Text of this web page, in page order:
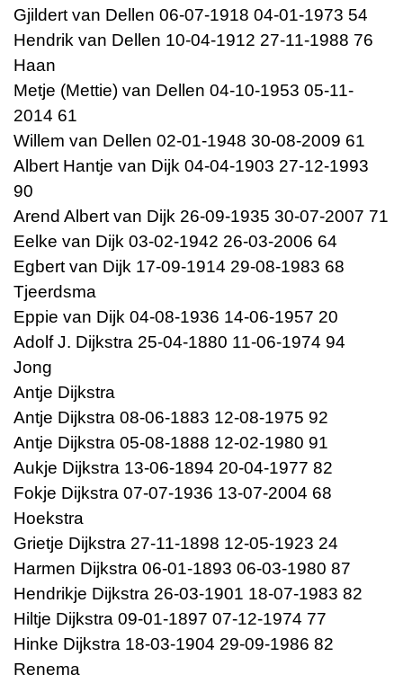
Gjildert van Dellen 06-07-1918 04-01-1973 54
Hendrik van Dellen 10-04-1912 27-11-1988 76
Haan
Metje (Mettie) van Dellen 04-10-1953 05-11-
2014 61
Willem van Dellen 02-01-1948 30-08-2009 61
Albert Hantje van Dijk 04-04-1903 27-12-1993
90
Arend Albert van Dijk 26-09-1935 30-07-2007 71
Eelke van Dijk 03-02-1942 26-03-2006 64
Egbert van Dijk 17-09-1914 29-08-1983 68
Tjeerdsma
Eppie van Dijk 04-08-1936 14-06-1957 20
Adolf J. Dijkstra 25-04-1880 11-06-1974 94
Jong
Antje Dijkstra
Antje Dijkstra 08-06-1883 12-08-1975 92
Antje Dijkstra 05-08-1888 12-02-1980 91
Aukje Dijkstra 13-06-1894 20-04-1977 82
Fokje Dijkstra 07-07-1936 13-07-2004 68
Hoekstra
Grietje Dijkstra 27-11-1898 12-05-1923 24
Harmen Dijkstra 06-01-1893 06-03-1980 87
Hendrikje Dijkstra 26-03-1901 18-07-1983 82
Hiltje Dijkstra 09-01-1897 07-12-1974 77
Hinke Dijkstra 18-03-1904 29-09-1986 82
Renema